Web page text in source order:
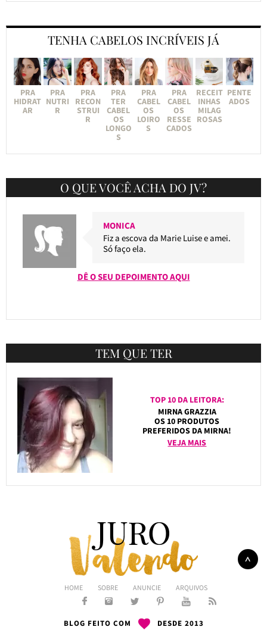
TENHA CABELOS INCRÍVEIS JÁ
PRA
HIDRAT
AR
PRA
NUTRI
R
PRA
RECON
STRUI
R
PRA
TER
CABEL
OS
LONGO
S
PRA
CABEL
OS
LOIRO
S
PRA
CABEL
OS
RESSE
CADOS
RECEIT
INHAS
MILAG
ROSAS
PENTE
ADOS
O QUE VOCÊ ACHA DO JV?
MONICA
Fiz a escova da Marie Luise e amei.
Só faço ela.
DÊ O SEU DEPOIMENTO AQUI
TEM QUE TER
TOP 10 DA LEITORA:
MIRNA GRAZZIA
OS 10 PRODUTOS
PREFERIDOS DA MIRNA!
VEJA MAIS
HOME SOBRE ANUNCIE ARQUIVOS
BLOG FEITO COM DESDE 2013